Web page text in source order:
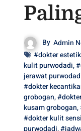
By Admin
#dokter
kulit purwodadi,
jerawat
#dokter
grobogan,
kusam grobogan,
#dokter kulit